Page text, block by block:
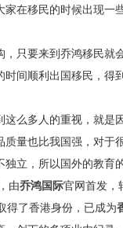
在移民的时候出现
只要来到乔鸿移民
间顺利出国移民，得
这么多人的重视，就
量也比我国强，对
立，所以国外的教育
由乔鸿国际官网首发，
得了香港身份，已成为